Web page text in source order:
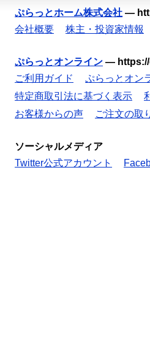
ぷらっとホーム株式会社 —
会社概要
株主・投資家情報
ぷらっとオンライン —
ご利用ガイド
ぷらっとオン
特定商取引法に基づく表示
お客様からの声
ご注文の取
ソーシャルメディア
Twitter公式アカウント